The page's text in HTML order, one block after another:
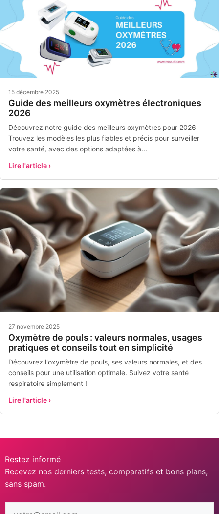
15 décembre 2025
Guide des meilleurs oxymètres électroniques
2026
Découvrez notre guide des meilleurs oxymètres pour 2026.
Trouvez les modèles les plus fiables et précis pour surveiller
votre santé, avec des options adaptées à...
Lire l'article ›
27 novembre 2025
Oxymètre de pouls : valeurs normales, usages
pratiques et conseils tout en simplicité
Découvrez l'oxymètre de pouls, ses valeurs normales, et des
conseils pour une utilisation optimale. Suivez votre santé
respiratoire simplement !
Lire l'article ›
Restez informé
Recevez nos derniers tests, comparatifs et bons plans,
sans spam.